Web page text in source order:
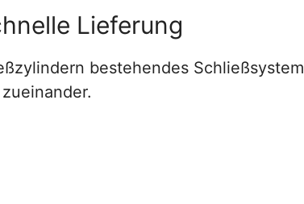
Lieferung
bestehendes Schließsystem